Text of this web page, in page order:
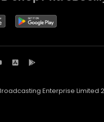
Enterprise Limited